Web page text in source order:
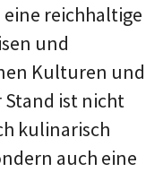
reichhaltige
und
Kulturen und
Stand ist nicht
kulinarisch
auch eine